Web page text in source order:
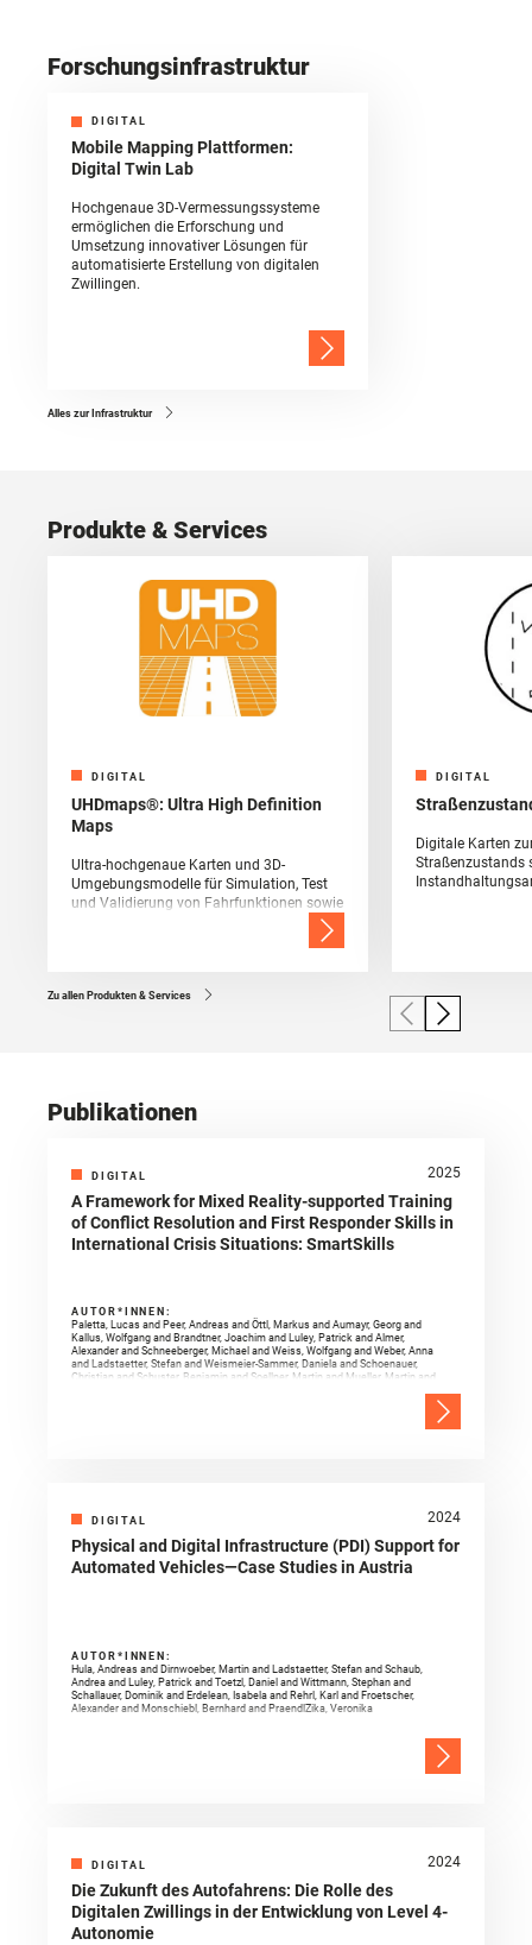
Forschungsinfrastruktur
DIGITAL
Mobile Mapping Plattformen:
Digital Twin Lab
Hochgenaue 3D-Vermessungssysteme
ermöglichen die Erforschung und
Umsetzung innovativer Lösungen für
automatisierte Erstellung von digitalen
Zwillingen.
Alles zur Infrastruktur
Produkte & Services
DIGITAL
UHDmaps®: Ultra High Definition
Maps
Ultra-hochgenaue Karten und 3D-
Umgebungsmodelle für Simulation, Test
und Validierung von Fahrfunktionen sowie
DIGITAL
Digitale Karten
Straßenzustands
Zu allen Produkten & Services
Publikationen
DIGITAL 2025
A Framework for Mixed Reality-supported Training
of Conflict Resolution and First Responder Skills in
International Crisis Situations: SmartSkills
AUTOR*INNEN:
Paletta, Lucas and Peer, Andreas and Öttl, Markus and Aumayr, Georg and
Kallus, Wolfgang and Brandtner, Joachim and Luley, Patrick and Almer,
Alexander and Schneeberger, Michael and Weiss, Wolfgang and Weber, Anna
and Ladstaetter, Stefan and Weismeier-Sammer, Daniela and Schoenauer,
Christian and Schuster, Benjamin and Soellner, Martin and Mueller, Martin and
DIGITAL 2024
Physical and Digital Infrastructure (PDI) Support for
Automated Vehicles—Case Studies in Austria
AUTOR*INNEN:
Hula, Andreas and Dirnwoeber, Martin and Ladstaetter, Stefan and Schaub,
Andrea and Luley, Patrick and Toetzl, Daniel and Wittmann, Stephan and
Schallauer, Dominik and Erdelean, Isabela and Rehrl, Karl and Froetscher,
Alexander and Monschiebl, Bernhard and PraendlZika, Veronika
DIGITAL 2024
Die Zukunft des Autofahrens: Die Rolle des
Digitalen Zwillings in der Entwicklung von Level 4-
Autonomie